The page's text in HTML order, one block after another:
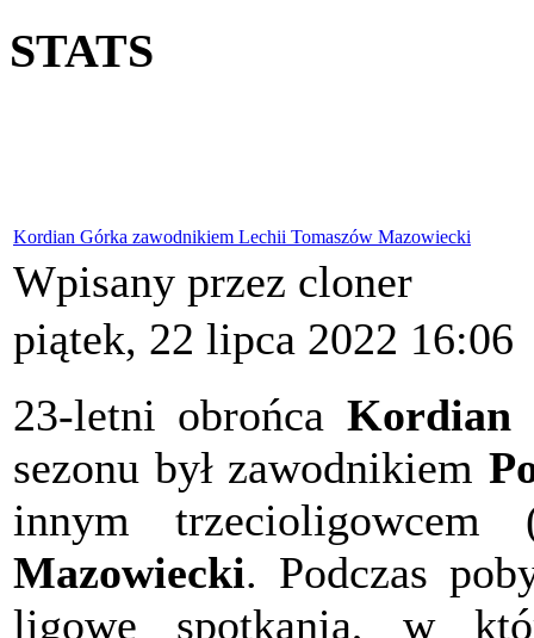
STATS
Kordian Górka zawodnikiem Lechii Tomaszów Mazowiecki
Wpisany przez cloner
piątek, 22 lipca 2022 16:06
23-letni obrońca Kordian
sezonu był zawodnikiem
innym
Mazowiecki. Podczas
ligowe spotkania, w